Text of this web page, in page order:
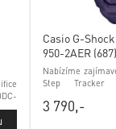
Casio G-
950-2AER
Nabízíme
Step Tracker
3 790,-